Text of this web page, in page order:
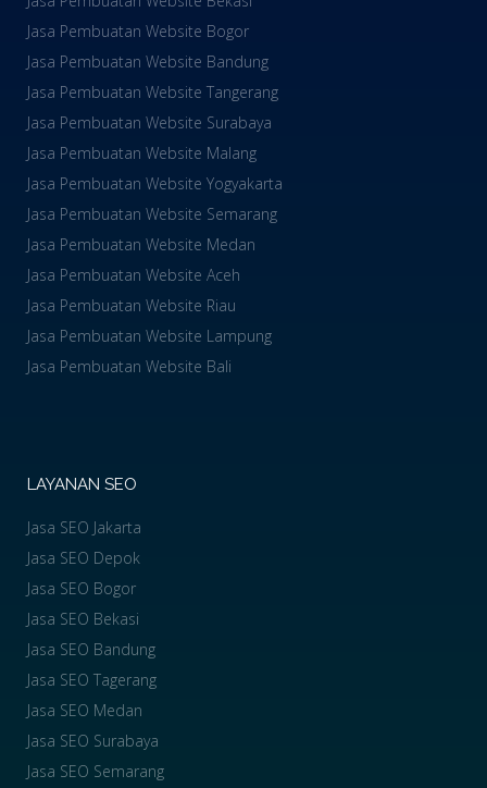
Jasa Pembuatan Website Bogor
Jasa Pembuatan Website Bandung
Jasa Pembuatan Website Tangerang
Jasa Pembuatan Website Surabaya
Jasa Pembuatan Website Malang
Jasa Pembuatan Website Yogyakarta
Jasa Pembuatan Website Semarang
Jasa Pembuatan Website Medan
Jasa Pembuatan Website Aceh
Jasa Pembuatan Website Riau
Jasa Pembuatan Website Lampung
Jasa Pembuatan Website Bali
LAYANAN SEO
Jasa SEO Jakarta
Jasa SEO Depok
Jasa SEO Bogor
Jasa SEO Bekasi
Jasa SEO Bandung
Jasa SEO Tagerang
Jasa SEO Medan
Jasa SEO Surabaya
Jasa SEO Semarang